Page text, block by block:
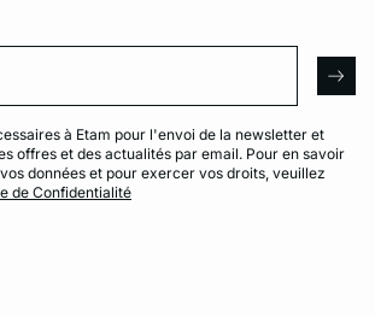
à Etam pour l'envoi de la newsletter et
offres et des actualités par email. Pour en savoir
données et pour exercer vos droits, veuillez
de Confidentialité